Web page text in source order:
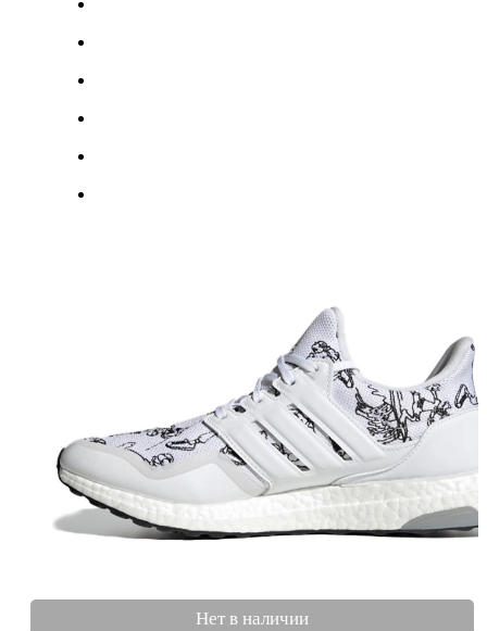
Нет в наличии